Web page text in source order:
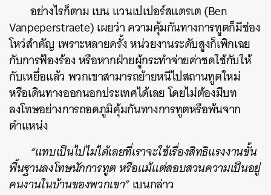
อย่างไรก็ตาม เบน แวนเปเปอร์สแตรเต (Ben
Vanpeperstraete) เผยว่า ความคุ้มกันทางการทูตก็มีช่อง
โหว่สำคัญ เพราะหลายครั้ง หน่วยงานระดับสูงก็เพิกเฉย
กับการฟ้องร้อง หรือหากฝ่ายผู้กระทำจ่ายค่าชดใช้กับให้
กับเหยื่อแล้ว พวกเขาสามารถย้ายหนีไปสถานทูตใหม่
หรือเดินทางออกนอกประเทศได้เลย โดยไม่ต้องมีบท
ลงโทษอย่างการถอดภูมิคุ้มกันทางการทูตหรือพ้นจาก
ตำแหน่ง
“แทบเป็นไปไม่ได้เลยที่เราจะใช้เรื่องสิทธิแรงงานขั้น
พื้นฐานลงโทษนักการทูต หรือแม้แต่สอบสวนความเป็นอยู่
คนงานในบ้านของพวกเขา”เบนกล่าว